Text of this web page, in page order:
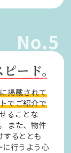
No.5
ード。
掲載されて
でご紹介で
ることな
また、物件
るととも
に行うよう心